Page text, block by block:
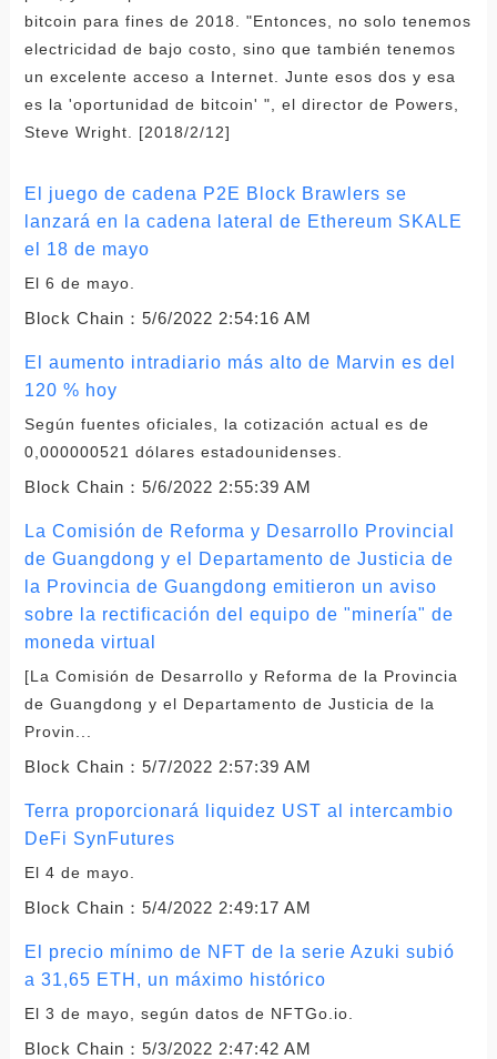
bitcoin para fines de 2018. "Entonces, no solo tenemos
electricidad de bajo costo, sino que también tenemos
un excelente acceso a Internet. Junte esos dos y esa
es la 'oportunidad de bitcoin' ", el director de Powers,
Steve Wright. [2018/2/12]
El juego de cadena P2E Block Brawlers se
lanzará en la cadena lateral de Ethereum SKALE
el 18 de mayo
El 6 de mayo.
Block Chain： 5/6/2022 2:54:16 AM
El aumento intradiario más alto de Marvin es del
120 % hoy
Según fuentes oficiales, la cotización actual es de
0,000000521 dólares estadounidenses.
Block Chain： 5/6/2022 2:55:39 AM
La Comisión de Reforma y Desarrollo Provincial
de Guangdong y el Departamento de Justicia de
la Provincia de Guangdong emitieron un aviso
sobre la rectificación del equipo de "minería" de
moneda virtual
[La Comisión de Desarrollo y Reforma de la Provincia
de Guangdong y el Departamento de Justicia de la
Provin...
Block Chain： 5/7/2022 2:57:39 AM
Terra proporcionará liquidez UST al intercambio
DeFi SynFutures
El 4 de mayo.
Block Chain： 5/4/2022 2:49:17 AM
El precio mínimo de NFT de la serie Azuki subió
a 31,65 ETH, un máximo histórico
El 3 de mayo, según datos de NFTGo.io.
Block Chain： 5/3/2022 2:47:42 AM